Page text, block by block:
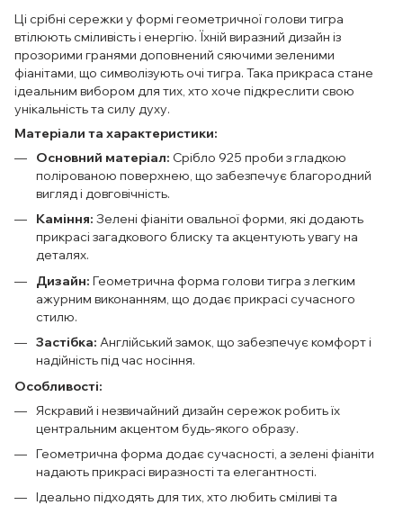
Ці срібні сережки у формі геометричної голови тигра
втілюють сміливість і енергію. Їхній виразний дизайн із
прозорими гранями доповнений сяючими зеленими
фіанітами, що символізують очі тигра. Така прикраса стане
ідеальним вибором для тих, хто хоче підкреслити свою
унікальність та силу духу.
Матеріали та характеристики:
Основний матеріал: Срібло 925 проби з гладкою
полірованою поверхнею, що забезпечує благородний
вигляд і довговічність.
Каміння: Зелені фіаніти овальної форми, які додають
прикрасі загадкового блиску та акцентують увагу на
деталях.
Дизайн: Геометрична форма голови тигра з легким
ажурним виконанням, що додає прикрасі сучасного
стилю.
Застібка: Англійський замок, що забезпечує комфорт і
надійність під час носіння.
Особливості:
Яскравий і незвичайний дизайн сережок робить їх
центральним акцентом будь-якого образу.
Геометрична форма додає сучасності, а зелені фіаніти
надають прикрасі виразності та елегантності.
Ідеально підходять для тих, хто любить сміливі та